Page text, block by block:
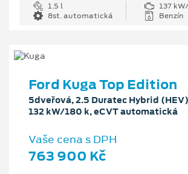
1.5 l
137
8st. automatická
Benzín
Ford Kuga Top Edition
5dveřová, 2.5 Duratec Hybrid (HEV)
132 kW/180 k, eCVT automatická
Vaše cena s DPH
763 900 Kč